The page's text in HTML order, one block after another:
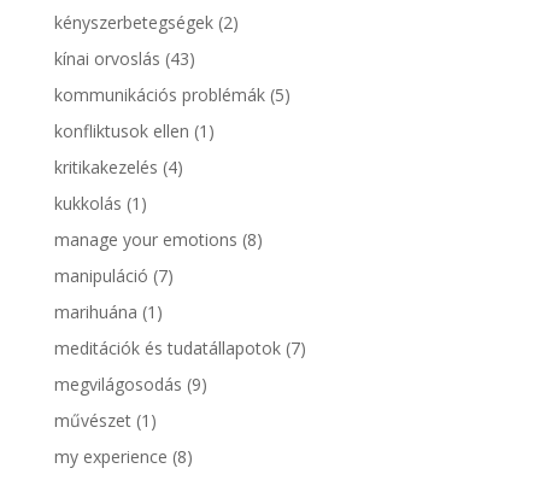
kényszerbetegségek(2)
kínai orvoslás (43)
kommunikációs problémák(5)
konfliktusok ellen (1)
kritikakezelés (4)
kukkolás (1)
manage your emotions (8)
manipuláció (7)
marihuána (1)
meditációk és tudatállapotok(7)
megvilágosodás (9)
művészet(1)
my experience (8)